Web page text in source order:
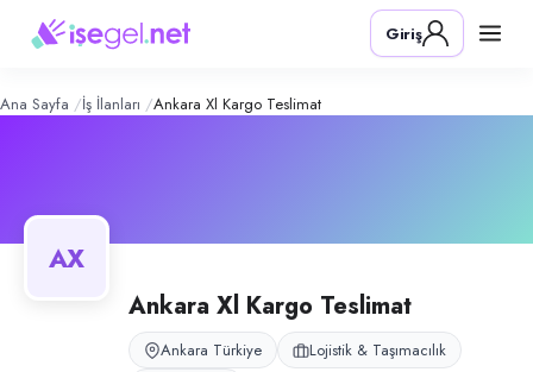
XL Kargo Teslimat – Şirket
Konum:
Ankara genelinde beyaz eşya ve XL kargo teslimat hizmetleri sunan
Giriş
Ana Sayfa İş İlanları Ankara Xl Kargo Teslimat
AX
Ankara Xl Kargo Teslimat
Ankara Türkiye
Lojistik & Taşımacılık